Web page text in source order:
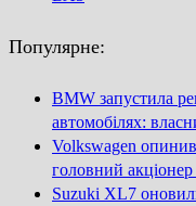
Популярне:
BMW запустила
автомобілях:
Volkswagen
головний
Suzuki XL7